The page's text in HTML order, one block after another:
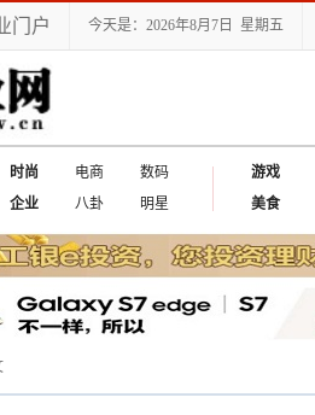
门户 今天是：2026年8月7日 星期五
时尚 电商
数码
企业
八卦 明星
游戏
美食